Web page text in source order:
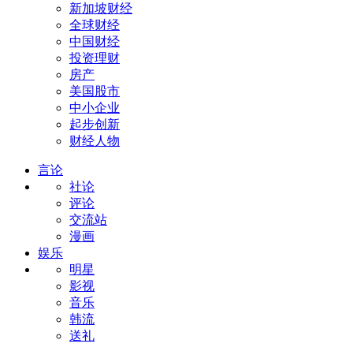
新加坡财经
全球财经
中国财经
投资理财
房产
美国股市
中小企业
起步创新
财经人物
言论
社论
评论
交流站
漫画
娱乐
明星
影视
音乐
韩流
送礼